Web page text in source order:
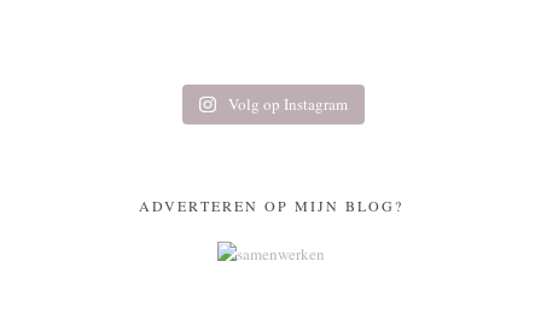
Volg op Instagram
ADVERTEREN OP MIJN BLOG?